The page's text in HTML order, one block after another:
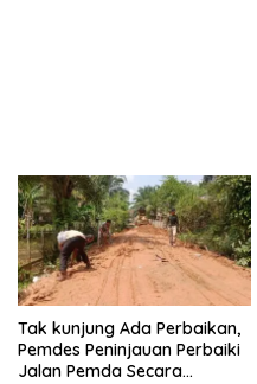
Tak kunjung Ada Perbaikan,
Pemdes Peninjauan Perbaiki
Jalan Pemda Secara